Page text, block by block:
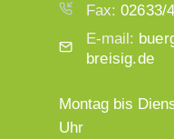
Fax: 02633/
E-mail:
breisig.de
Montag bis
Uhr